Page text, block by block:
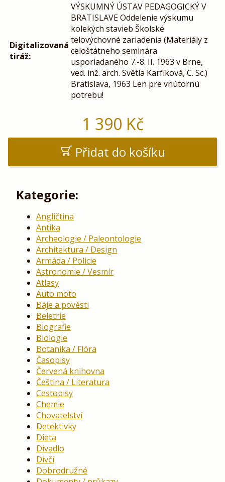
Digitalizovaná
tiráž:
VÝSKUMNÝ ÚSTAV PEDAGOGICKÝ V
BRATISLAVE Oddelenie výskumu
kolekých stavieb Školské
telovýchovné zariadenia (Materiály z
celoštátneho seminára
usporiadaného 7.-8. II. 1963 v Brne,
ved. inž. arch. Světla Karfíková, C. Sc.)
Bratislava, 1963 Len pre vnútornú
potrebu!
1 390 Kč
Přidat do košíku
Kategorie:
Angličtina
Antika
Archeologie / Paleontologie
Architektura / Design
Armáda / Policie
Astronomie / Vesmír
Atlasy
Auto moto
Báje a pověsti
Beletrie
Biografie
Biologie
Botanika / Flóra
Časopisy
Červená knihovna
Čeština / Literatura
Cestopisy
Chemie
Chovatelství
Detektivky
Dieta
Divadlo
Dívčí
Dobrodružné